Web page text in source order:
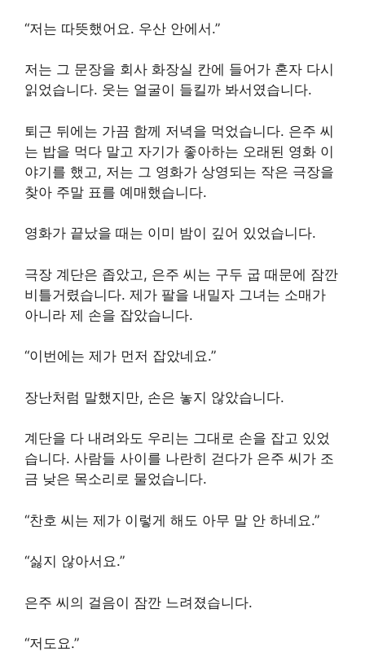
“저는 따뜻했어요. 우산 안에서.”
저는 그 문장을 회사 화장실 칸에 들어가 혼자 다시
읽었습니다. 웃는 얼굴이 들킬까 봐서였습니다.
퇴근 뒤에는 가끔 함께 저녁을 먹었습니다. 은주 씨
는 밥을 먹다 말고 자기가 좋아하는 오래된 영화 이
야기를 했고, 저는 그 영화가 상영되는 작은 극장을
찾아 주말 표를 예매했습니다.
영화가 끝났을 때는 이미 밤이 깊어 있었습니다.
극장 계단은 좁았고, 은주 씨는 구두 굽 때문에 잠깐
비틀거렸습니다. 제가 팔을 내밀자 그녀는 소매가
아니라 제 손을 잡았습니다.
“이번에는 제가 먼저 잡았네요.”
장난처럼 말했지만, 손은 놓지 않았습니다.
계단을 다 내려와도 우리는 그대로 손을 잡고 있었
습니다. 사람들 사이를 나란히 걷다가 은주 씨가 조
금 낮은 목소리로 물었습니다.
“찬호 씨는 제가 이렇게 해도 아무 말 안 하네요.”
“싫지 않아서요.”
은주 씨의 걸음이 잠깐 느려졌습니다.
“저도요.”